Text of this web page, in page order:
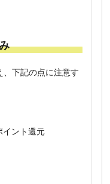
、下記の点に注意す
イント還元